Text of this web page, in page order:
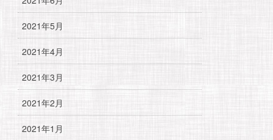
2021年5月
2021年4月
2021年3月
2021年2月
2021年1月